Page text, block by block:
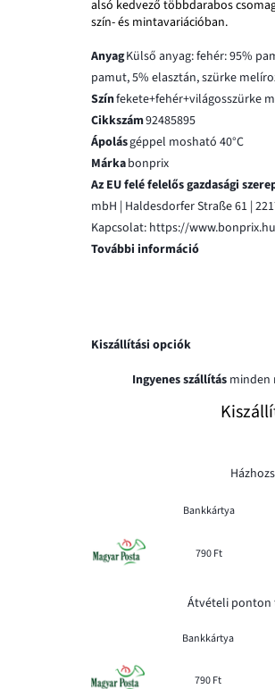
alsó kedvező többdarabos
szín- és mintavariációban.
AnyagKülső anyag: fehér: 95%
pamut, 5% elasztán, szürke
Színfekete+fehér+világosszürke
Cikkszám92485895
Ápolásgéppel mosható 40°C
Márkabonprix
Az EU felé felelős gazdasági
mbH | Haldesdorfer Straße 61 |
Kapcsolat: https://
További információ
Kiszállítási opciók
Ingyenes szállításminden
Bankkártya
790 Ft
Átvételi
Bankkártya
790 Ft